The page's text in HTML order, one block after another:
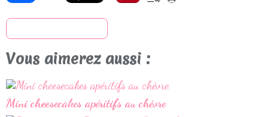
Vous aimerez aussi :
Mini cheesecakes apéritifs au chèvre